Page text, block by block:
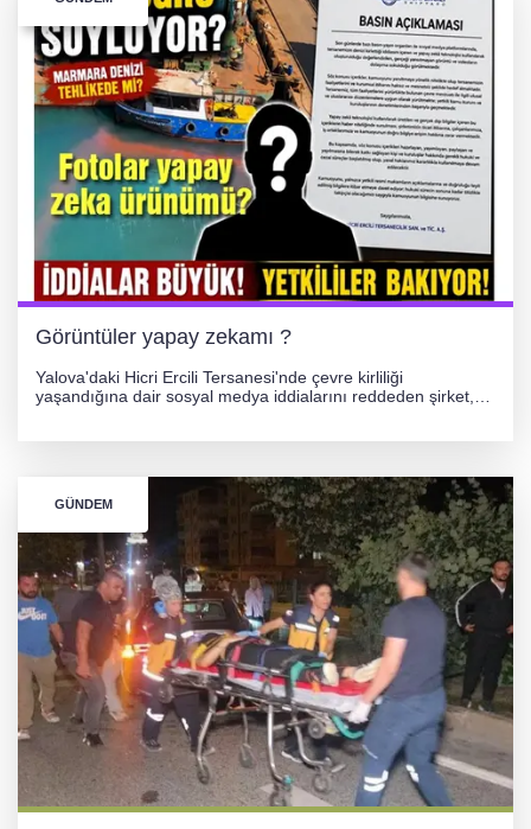
Görüntüler yapay zekamı ?
Yalova'daki Hicri Ercili Tersanesi'nde çevre kirliliği
yaşandığına dair sosyal medya iddialarını reddeden şirket,
GÜNDEM